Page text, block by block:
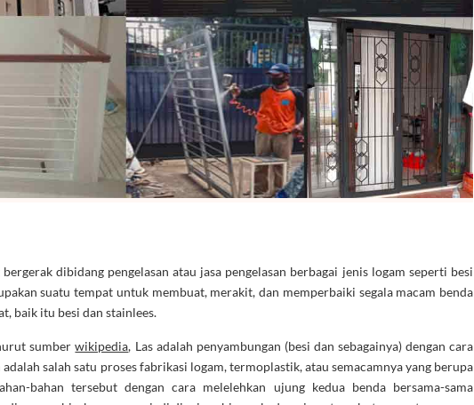
dibidang pengelasan atau jasa pengelasan berbagai jenis logam seperti besi
suatu tempat untuk membuat, merakit, dan memperbaiki segala macam benda
baik itu besi dan stainlees.
sumberwikipedia, Las adalah penyambungan (besi dan sebagainya) dengan cara
salah satu proses fabrikasi logam, termoplastik, atau semacamnya yang berupa
bahan tersebut dengan cara melelehkan ujung kedua benda bersama-sama